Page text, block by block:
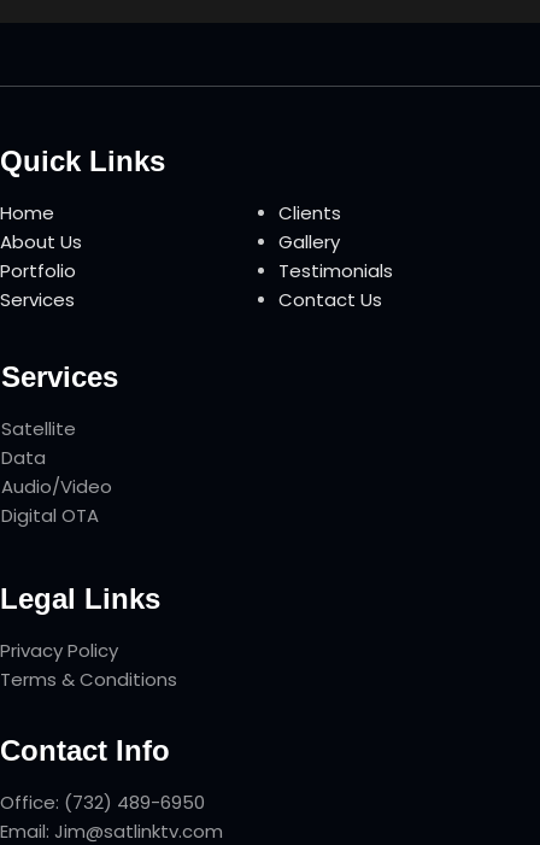
Quick Links
Home
About Us
Portfolio
Services
Clients
Gallery
Testimonials
Contact Us
Services
Satellite
Data
Audio/Video
Digital OTA
Legal Links
Privacy Policy
Terms & Conditions
Contact Info
Office: (732) 489-6950
Email: Jim@satlinktv.com